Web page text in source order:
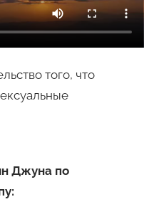
того, что
Джуна по